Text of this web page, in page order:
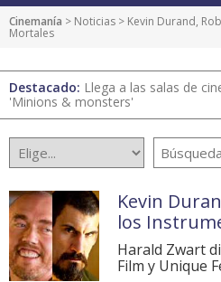
Cinemanía > Noticias > Kevin Durand,
Mortales
Destacado: Llega a las salas de
'Minions & monsters'
Kevin
los
Harald Zwart
Film y Unique